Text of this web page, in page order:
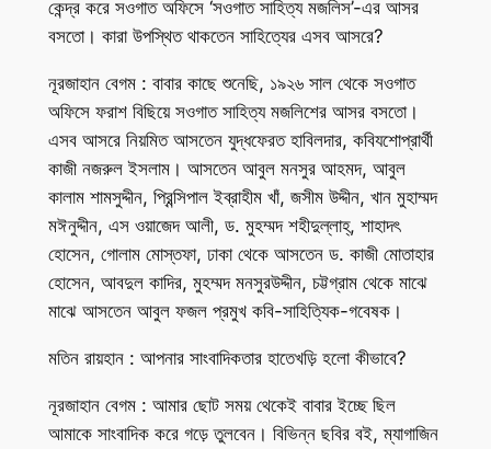
কেন্দ্র করে সওগাত অফিসে ‘সওগাত সাহিত্য মজলিস’-এর আসর
বসতো। কারা উপস্থিত থাকতেন সাহিত্যের এসব আসরে?
নূরজাহান বেগম : বাবার কাছে শুনেছি, ১৯২৬ সাল থেকে সওগাত
অফিসে ফরাশ বিছিয়ে সওগাত সাহিত্য মজলিশের আসর বসতো।
এসব আসরে নিয়মিত আসতেন যুদ্ধফেরত হাবিলদার, কবিযশোপ্রার্থী
কাজী নজরুল ইসলাম। আসতেন আবুল মনসুর আহমদ, আবুল
কালাম শামসুদ্দীন, প্রিন্সিপাল ইব্রাহীম খাঁ, জসীম উদ্দীন, খান মুহাম্মদ
মঈনুদ্দীন, এস ওয়াজেদ আলী, ড. মুহম্মদ শহীদুল্লাহ্, শাহাদৎ
হোসেন, গোলাম মোস্তফা, ঢাকা থেকে আসতেন ড. কাজী মোতাহার
হোসেন, আবদুল কাদির, মুহম্মদ মনসুরউদ্দীন, চট্টগ্রাম থেকে মাঝে
মাঝে আসতেন আবুল ফজল প্রমুখ কবি-সাহিত্যিক-গবেষক।
মতিন রায়হান : আপনার সাংবাদিকতার হাতেখড়ি হলো কীভাবে?
নূরজাহান বেগম : আমার ছোট সময় থেকেই বাবার ইচ্ছে ছিল
আমাকে সাংবাদিক করে গড়ে তুলবেন। বিভিন্ন ছবির বই, ম্যাগাজিন